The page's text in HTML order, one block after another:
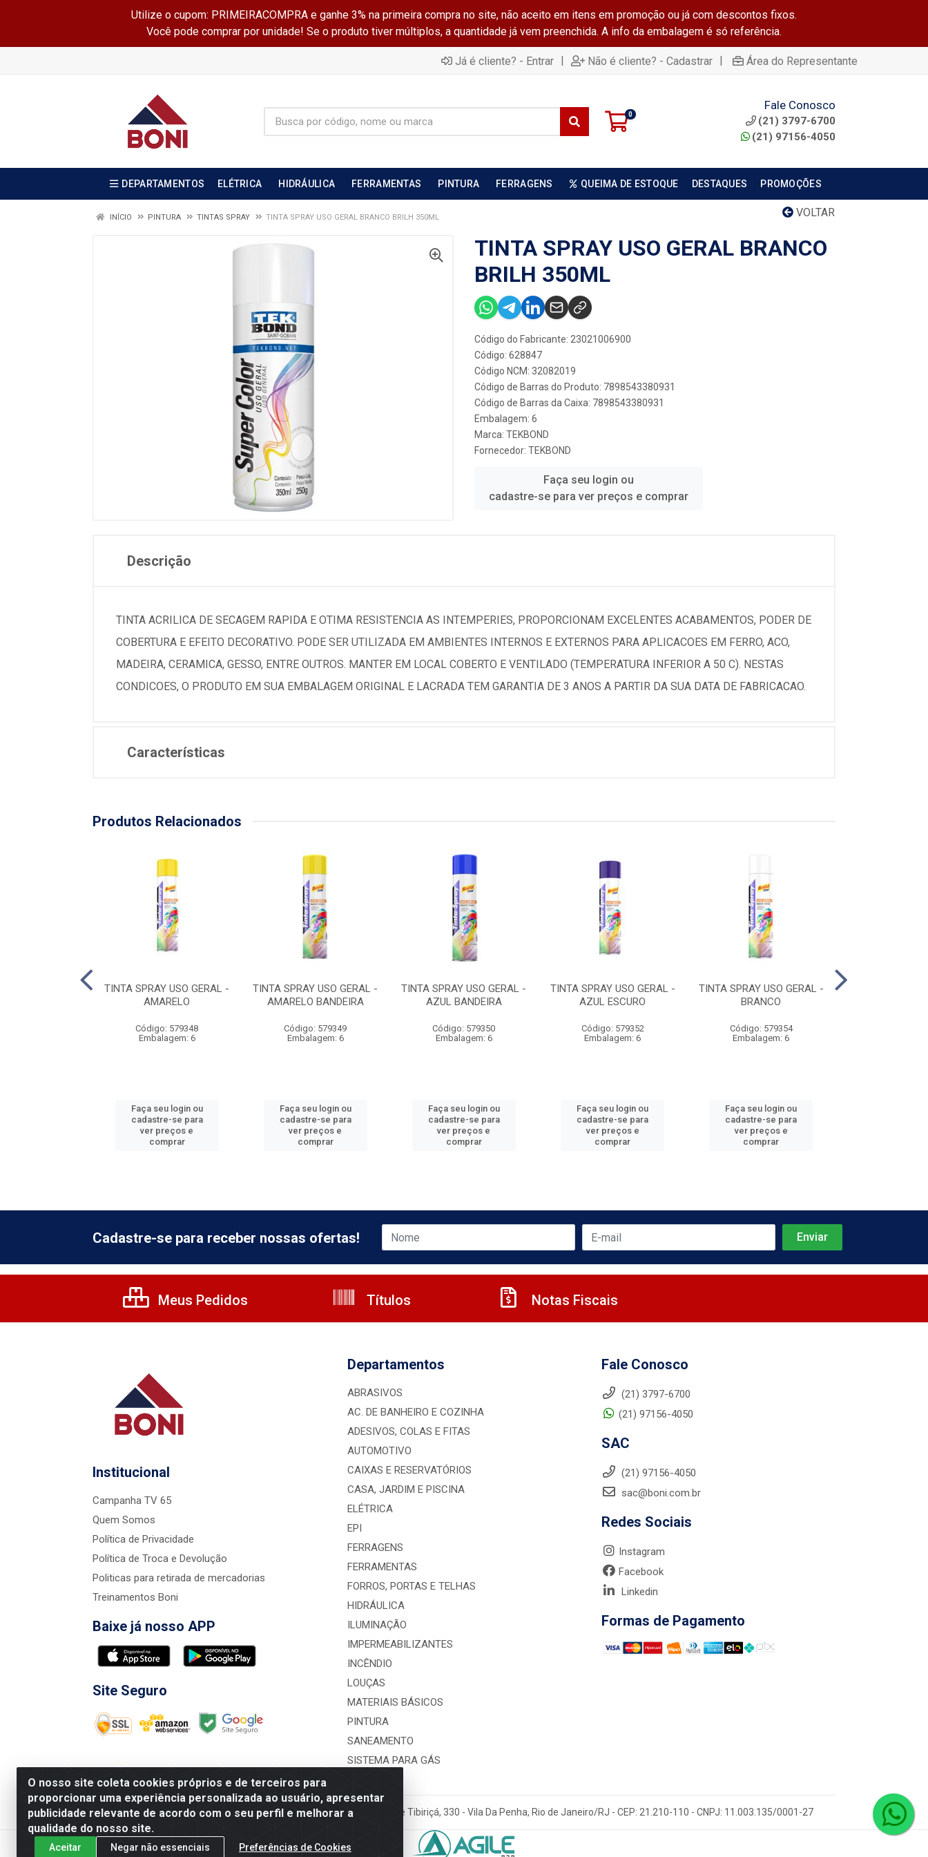
Utilize o cupom: PRIMEIRACOMPRA e ganhe 3% na primeira compra no site, não aceito em itens em promoção ou já com descontos fixos.
Você pode comprar por unidade! Se o produto tiver múltiplos, a quantidade já vem preenchida. A info da embalagem é só referência.
Já é cliente? - Entrar | Não é cliente? - Cadastrar | Área do Representante
0
Fale Conosco
(21) 3797-6700
(21) 97156-4050
DEPARTAMENTOS ELÉTRICA HIDRÁULICA FERRAMENTAS PINTURA FERRAGENS QUEIMA DE ESTOQUE DESTAQUES PROMOÇÕES
VOLTAR
INÍCIO PINTURA TINTAS SPRAY TINTA SPRAY USO GERAL BRANCO BRILH 350ML
TINTA SPRAY USO GERAL BRANCO
BRILH 350ML
Código do Fabricante: 23021006900
Código: 628847
Código NCM: 32082019
Código de Barras do Produto: 7898543380931
Código de Barras da Caixa: 7898543380931
Embalagem: 6
Marca: TEKBOND
Fornecedor: TEKBOND
Faça seu login ou
cadastre-se para ver preços e comprar
Descrição
TINTA ACRILICA DE SECAGEM RAPIDA E OTIMA RESISTENCIA AS INTEMPERIES, PROPORCIONAM EXCELENTES ACABAMENTOS, PODER DE
COBERTURA E EFEITO DECORATIVO. PODE SER UTILIZADA EM AMBIENTES INTERNOS E EXTERNOS PARA APLICACOES EM FERRO, ACO,
MADEIRA, CERAMICA, GESSO, ENTRE OUTROS. MANTER EM LOCAL COBERTO E VENTILADO (TEMPERATURA INFERIOR A 50 C). NESTAS
CONDICOES, O PRODUTO EM SUA EMBALAGEM ORIGINAL E LACRADA TEM GARANTIA DE 3 ANOS A PARTIR DA SUA DATA DE FABRICACAO.
Características
Produtos Relacionados
TINTA SPRAY USO GERAL -
AMARELO
Código: 579348
Embalagem: 6
Faça seu login ou
cadastre-se para
ver preços e
comprar
TINTA SPRAY USO GERAL -
AMARELO BANDEIRA
Código: 579349
Embalagem: 6
Faça seu login ou
cadastre-se para
ver preços e
comprar
TINTA SPRAY USO GERAL -
AZUL BANDEIRA
Código: 579350
Embalagem: 6
Faça seu login ou
cadastre-se para
ver preços e
comprar
TINTA SPRAY USO GERAL -
AZUL ESCURO
Código: 579352
Embalagem: 6
Faça seu login ou
cadastre-se para
ver preços e
comprar
TINTA SPRAY USO GERAL -
BRANCO
Código: 579354
Embalagem: 6
Faça seu login ou
cadastre-se para
ver preços e
comprar
O nosso site coleta cookies próprios e de terceiros para
proporcionar uma experiência personalizada ao usuário, apresentar
publicidade relevante de acordo com o seu perfil e melhorar a
qualidade do nosso site.
Aceitar Negar não essenciais Preferências de Cookies
Cadastre-se para receber nossas ofertas!
Meus Pedidos Títulos Notas Fiscais
Institucional
Campanha TV 65
Quem Somos
Política de Privacidade
Política de Troca e Devolução
Politicas para retirada de mercadorias
Treinamentos Boni
Baixe já nosso APP
Site Seguro
Departamentos
ABRASIVOS
AC. DE BANHEIRO E COZINHA
ADESIVOS, COLAS E FITAS
AUTOMOTIVO
CAIXAS E RESERVATÓRIOS
CASA, JARDIM E PISCINA
ELÉTRICA
EPI
FERRAGENS
FERRAMENTAS
FORROS, PORTAS E TELHAS
HIDRÁULICA
ILUMINAÇÃO
IMPERMEABILIZANTES
INCÊNDIO
LOUÇAS
MATERIAIS BÁSICOS
PINTURA
SANEAMENTO
SISTEMA PARA GÁS
Fale Conosco
(21) 3797-6700
(21) 97156-4050
SAC
(21) 97156-4050
sac@boni.com.br
Redes Sociais
Instagram
Facebook
Linkedin
Formas de Pagamento
Nova Boni Distribuidora de Material de Construção LTDA - Rua Alice Tibiriçá, 330 - Vila Da Penha, Rio de Janeiro/RJ - CEP: 21.210-110 - CNPJ: 11.003.135/0001-27